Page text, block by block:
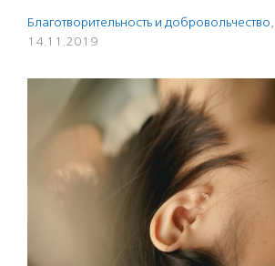
Благотвори­тель­ность и доброволь­чест­во,
14.11.2019